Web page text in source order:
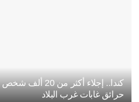
كندا.. إجلاء أكثر
حرائق غابات غرب البلاد